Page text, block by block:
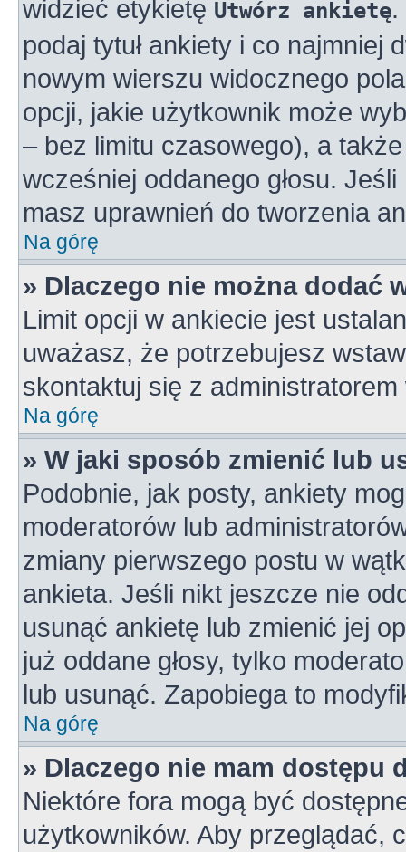
widzieć etykietę Utwórz ankietę.
podaj tytuł ankiety i co najmniej
nowym wierszu widocznego
opcji, jakie użytkownik może
– bez limitu czasowego), a
wcześniej oddanego głosu.
masz uprawnień do tworzenia
Na górę
» Dlaczego nie można dodać
Limit opcji w ankiecie jest
uważasz, że potrzebujesz
skontaktuj się z administratorem
Na górę
» W jaki sposób zmienić lub
Podobnie, jak posty, ankiety
moderatorów lub
zmiany pierwszego postu w
ankieta. Jeśli nikt jeszcze nie
usunąć ankietę lub zmienić jej
już oddane głosy, tylko
lub usunąć. Zapobiega to
Na górę
» Dlaczego nie mam dostępu
Niektóre fora mogą być
użytkowników. Aby przeglądać,